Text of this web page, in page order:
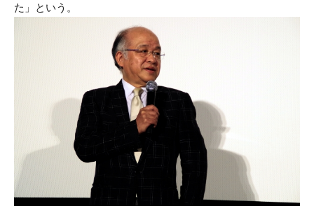
た」という。